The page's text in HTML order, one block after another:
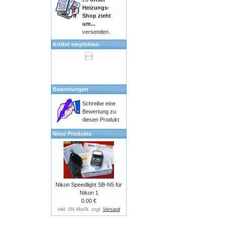
Heizungs-
Shop zieht
um...
versenden.
Artikel empfehlen
Bewertungen
Schreibe eine
Bewertung zu
diesen Produkt
Neue Produkte
Nikon Speedlight SB-N5 für
Nikon 1
0.00 €
inkl. 0% MwSt. zzgl. Versand